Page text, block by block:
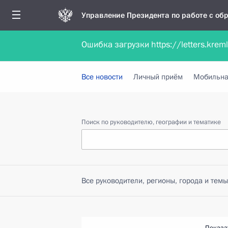
Управление Президента по работе с
Обратиться в форме электронного
Все новости Личный приём
Поиск по руководителю, географии и тематике
Все руководители, регионы, города и темы
Ошибка загрузки https://